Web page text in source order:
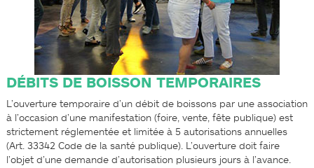
DÉBITS DE BOISSON TEMPORAIRES
L’ouverture temporaire d’un débit de boissons par une association
à l’occasion d’une manifestation (foire, vente, fête publique) est
strictement réglementée et limitée à 5 autorisations annuelles
(Art. 3334­2 Code de la santé publique). L’ouverture doit faire
l’objet d’une demande d’autorisation plusieurs jours à l’avance.